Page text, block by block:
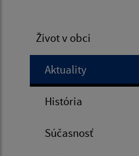
Život v obci
Aktuality
História
Súčasnosť